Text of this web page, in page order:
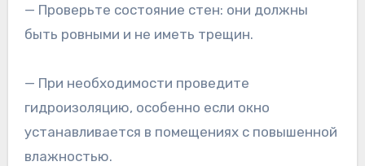
— Проверьте состояние стен: они должны
быть ровными и не иметь трещин.
— При необходимости проведите
гидроизоляцию, особенно если окно
устанавливается в помещениях с повышенной
влажностью.